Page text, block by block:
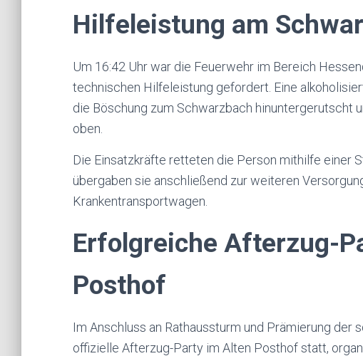
Hilfeleistung am
Um 16:42 Uhr war die Feuerwehr im Bereich
technischen Hilfeleistung gefordert. Eine
die Böschung zum Schwarzbach hinuntergerutscht
oben.
Die Einsatzkräfte retteten die Person mithilfe einer
übergaben sie anschließend zur weiteren
Krankentransportwagen.
Erfolgreiche Afterzug-
Posthof
Im Anschluss an Rathaussturm und Prämierung der
offizielle Afterzug-Party im Alten Posthof statt,